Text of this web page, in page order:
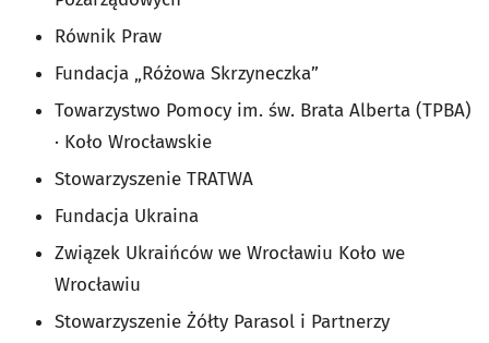
Równik Praw
Fundacja „Różowa Skrzyneczka”
Towarzystwo Pomocy im. św. Brata Alberta (TPBA)
· Koło Wrocławskie
Stowarzyszenie TRATWA
Fundacja Ukraina
Związek Ukraińców we Wrocławiu Koło we
Wrocławiu
Stowarzyszenie Żółty Parasol i Partnerzy